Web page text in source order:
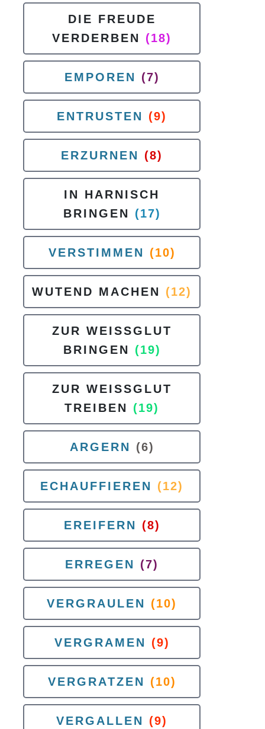
DIE FREUDE
VERDERBEN
(18)
EMPOREN (7)
ENTRUSTEN (9)
ERZURNEN (8)
IN HARNISCH
BRINGEN
(17)
VERSTIMMEN (10)
WUTEND MACHEN (12)
ZUR WEISSGLUT
BRINGEN
(19)
ZUR WEISSGLUT
TREIBEN
(19)
ARGERN (6)
ECHAUFFIEREN (12)
EREIFERN (8)
ERREGEN (7)
VERGRAULEN (10)
VERGRAMEN (9)
VERGRATZEN (10)
VERGALLEN (9)